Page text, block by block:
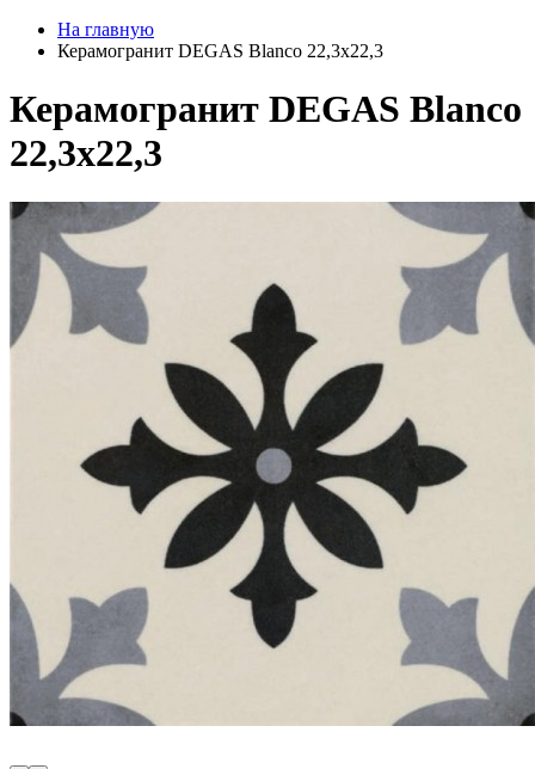
На главную
Керамогранит DEGAS Blanco 22,3x22,3
Керамогранит DEGAS Blanco
22,3x22,3